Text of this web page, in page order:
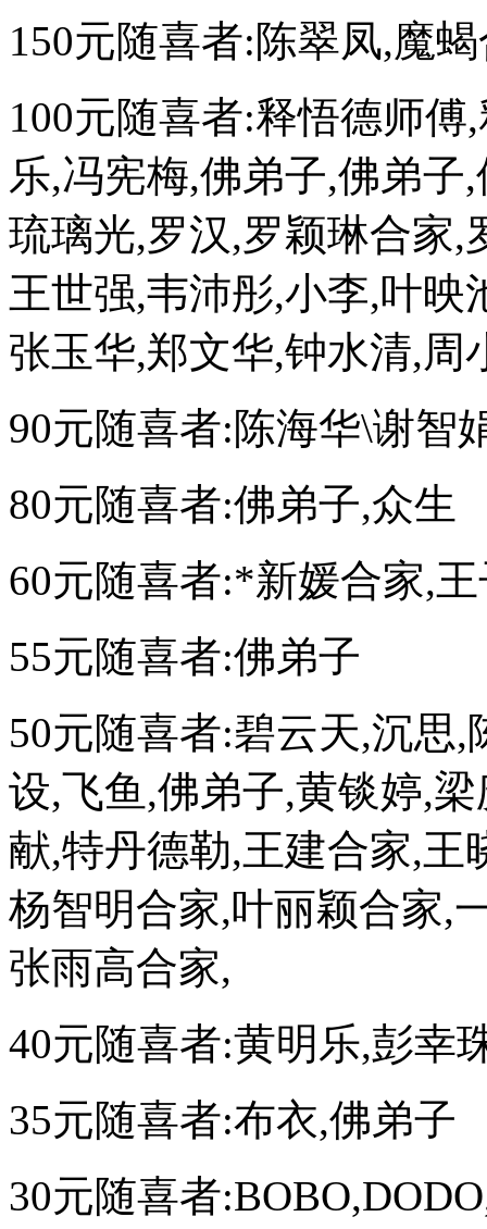
150元随喜者:陈翠凤,魔
100元随喜者:释悟德师
乐,冯宪梅,佛弟子,佛弟子
琉璃光,罗汉,罗颖琳合家,
王世强,韦沛彤,小李,叶映
张玉华,郑文华,钟水清,周
90元随喜者:陈海华\谢智
80元随喜者:佛弟子,众生
60元随喜者:*新媛合家,
55元随喜者:佛弟子
50元随喜者:碧云天,沉思
设,飞鱼,佛弟子,黄锬婷,
献,特丹德勒,王建合家,王
杨智明合家,叶丽颖合家,
张雨高合家,
40元随喜者:黄明乐,彭幸
35元随喜者:布衣,佛弟子
30元随喜者